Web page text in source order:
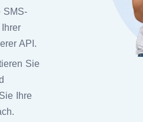
SMS-
API.
Sie
Ihre